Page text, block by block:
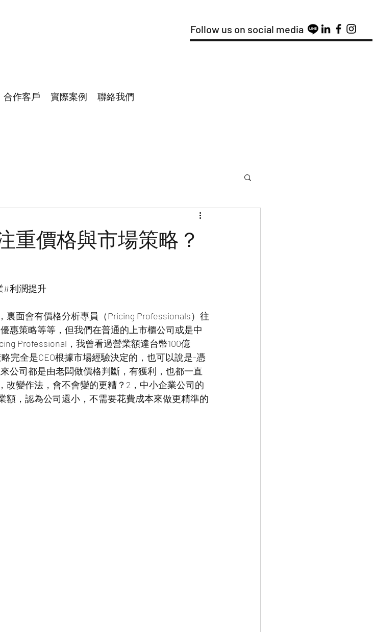
Follow us on social media
合作客戶 實際案例 聯絡我們
重價格與市場策略？
#利潤提升
面會有價格分析專員（Pricing Professionals）往
惠策略等等，但我們在普通的上市櫃公司或是中
Professional，我曾看過營業額達台幣100億
完全是CEO根據市場經驗決定的，也可以說是-憑
公司都是由老闆做價格判斷，有獲利，也都一直
改變作法，會不會變的更糟？2，中小企業公司的
額，認為公司還小，不需要花費成本來做更精準的